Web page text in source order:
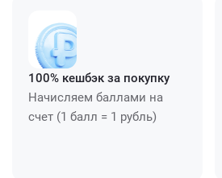
100% кешбэк за покупку
Начисляем баллами на
счет (1 балл = 1 рубль)